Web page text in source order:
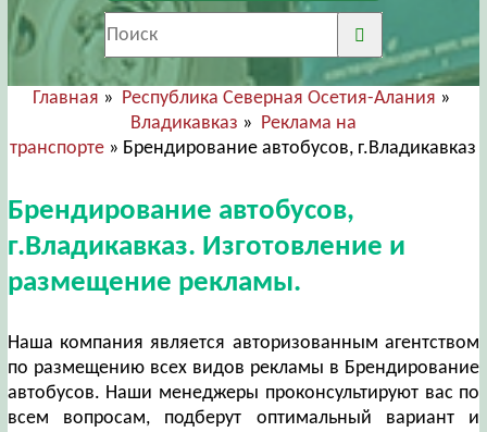
Главная » Республика Северная Осетия-Алания »
Владикавказ » Реклама на
транспорте » Брендирование автобусов, г.Владикавказ
Брендирование автобусов,
г.Владикавказ. Изготовление и
размещение рекламы.
Наша компания является авторизованным агентством
по размещению всех видов рекламы в Брендирование
автобусов. Наши менеджеры проконсультируют вас по
всем вопросам, подберут оптимальный вариант и